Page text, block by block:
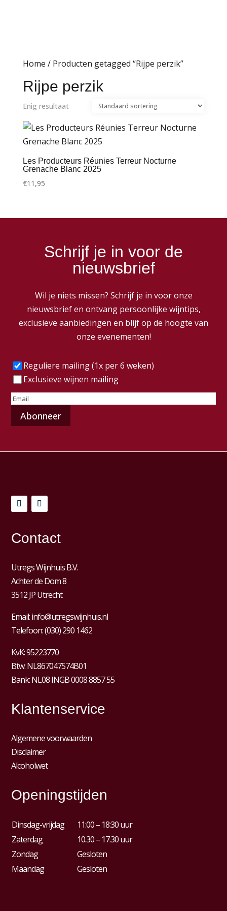
Home / Producten getagged “Rijpe perzik”
Rijpe perzik
Enig resultaat
Les Producteurs Réunies Terreur Nocturne
Grenache Blanc 2025
€11,95
Schrijf je in voor de
nieuwsbrief
Wil je niets missen? Schrijf je in voor onze
nieuwsbrief en ontvang persoonlijke wijntips,
exclusieve aanbiedingen en blijf op de hoogte van
onze evenementen!
Frequentie(Vereist)
Reguliere mailing (1x per 6 weken)
Exclusieve wijnen mailing
E-
mailadres
Contact
Utregs Wijnhuis B.V.
Achter de Dom 8
3512 JP Utrecht
Email:info@utregswijnhuis.nl
Telefoon:(030) 290 1462
KvK:95223770
Btw:NL867047574B01
Bank: NL08 INGB 0008 8857 55
Klantenservice
Algemene voorwaarden
Disclaimer
Alcoholwet
Openingstijden
Dinsdag-vrijdag
11:00 – 18:30 uur
Zaterdag
10.30 – 17.30 uur
Zondag
Gesloten
Maandag
Gesloten